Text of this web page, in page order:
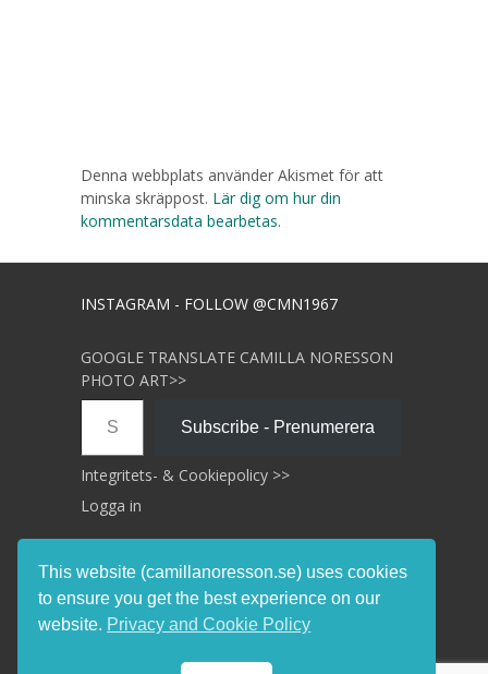
Denna webbplats använder Akismet för att
minska skräppost. Lär dig om hur din
kommentarsdata bearbetas.
INSTAGRAM - FOLLOW @CMN1967
GOOGLE TRANSLATE CAMILLA NORESSON
PHOTO ART>>
Skriv din e-post …
Subscribe - Prenumerera
Integritets- & Cookiepolicy >>
Logga in
This website (camillanoresson.se) uses cookies
to ensure you get the best experience on our
website. Privacy and Cookie Policy